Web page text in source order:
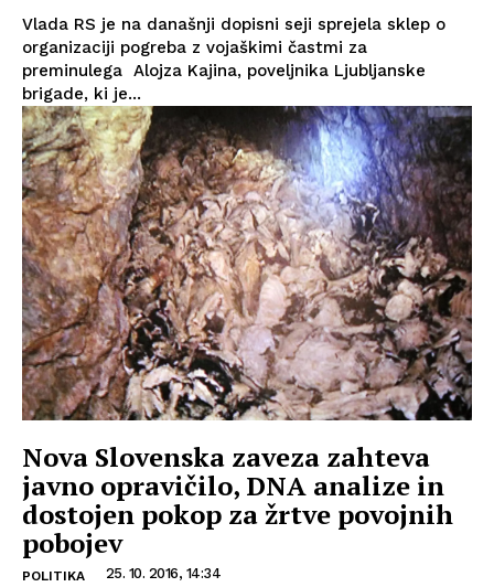
Vlada RS je na današnji dopisni seji sprejela sklep o
organizaciji pogreba z vojaškimi častmi za
preminulega Alojza Kajina, poveljnika Ljubljanske
brigade, ki je...
Nova Slovenska zaveza zahteva
javno opravičilo, DNA analize in
dostojen pokop za žrtve povojnih
pobojev
POLITIKA 25. 10. 2016, 14:34